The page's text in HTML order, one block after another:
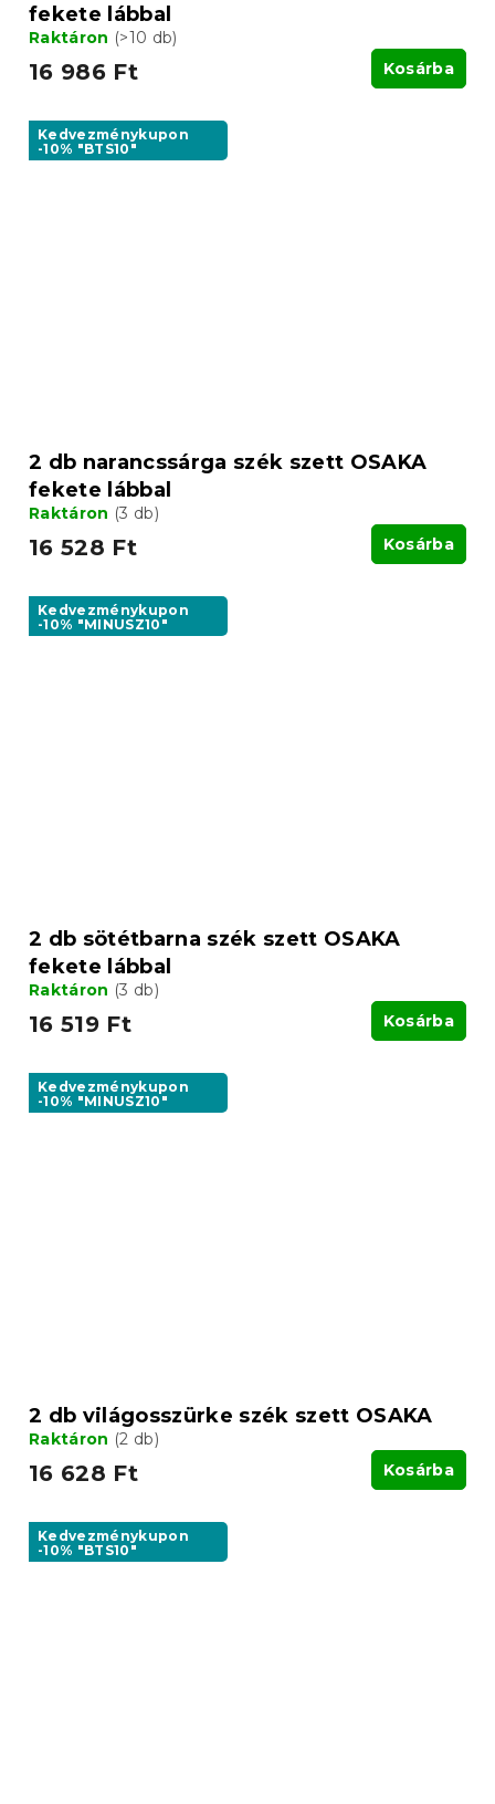
fekete lábbal
Raktáron (>10 db)
16 986 Ft Kosárba
Kedvezménykupon
-10% "BTS10"
2 db narancssárga szék szett OSAKA
fekete lábbal
Raktáron (3 db)
16 528 Ft Kosárba
Kedvezménykupon
-10% "MINUSZ10"
2 db sötétbarna szék szett OSAKA
fekete lábbal
Raktáron (3 db)
16 519 Ft Kosárba
Kedvezménykupon
-10% "MINUSZ10"
2 db világosszürke szék szett OSAKA
Raktáron (2 db)
16 628 Ft Kosárba
Kedvezménykupon
-10% "BTS10"